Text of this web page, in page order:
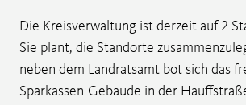
Die Kreisverwaltung ist derzeit auf 2
Sie plant, die Standorte
neben dem Landratsamt bot sich das
Sparkassen-Gebäude in der